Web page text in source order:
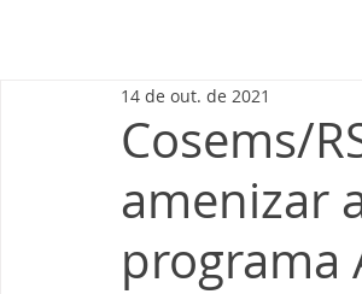
Cosems/
amenizar
programa
14 de out. de 2021